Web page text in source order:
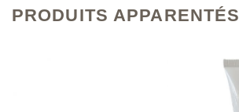
PRODUITS APPARENTÉS